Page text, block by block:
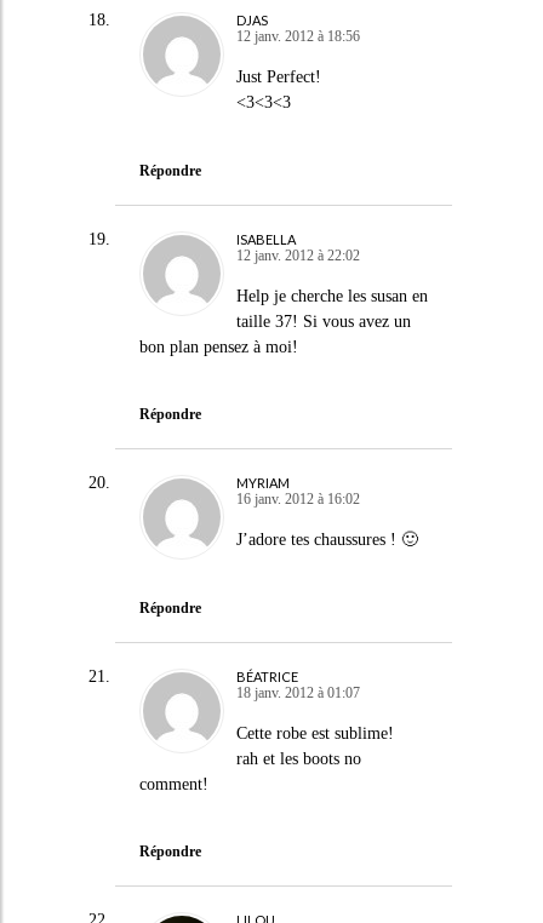
DJAS
12 janv. 2012 à 18:56
Just Perfect!
<3<3<3
Répondre
ISABELLA
12 janv. 2012 à 22:02
Help je cherche les susan en
taille 37! Si vous avez un
bon plan pensez à moi!
Répondre
MYRIAM
16 janv. 2012 à 16:02
J’adore tes chaussures ! 🙂
Répondre
BÉATRICE
18 janv. 2012 à 01:07
Cette robe est sublime!
rah et les boots no
comment!
Répondre